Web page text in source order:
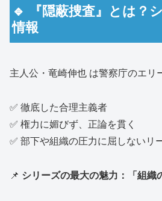
🔹 『隠蔽捜査』とは？
情報
主人公・竜崎伸也 は警察庁のエリ
✅ 徹底した合理主義者
✅ 権力に媚びず、正論を貫く
✅ 部下や組織の圧力に屈しないリ
📌 シリーズの最大の魅力：「組織